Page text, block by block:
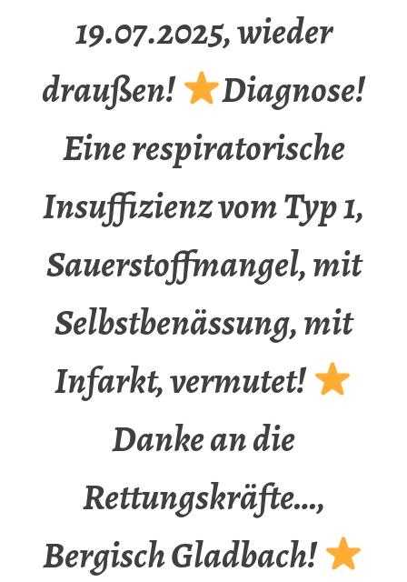
19.07.2025, wieder
draußen!
Diagnose!
Eine respiratorische
Insuffizienz vom Typ 1,
Sauerstoffmangel, mit
Selbstbenässung, mit
Infarkt, vermutet!
Danke an die
Rettungskräfte…,
Bergisch Gladbach!